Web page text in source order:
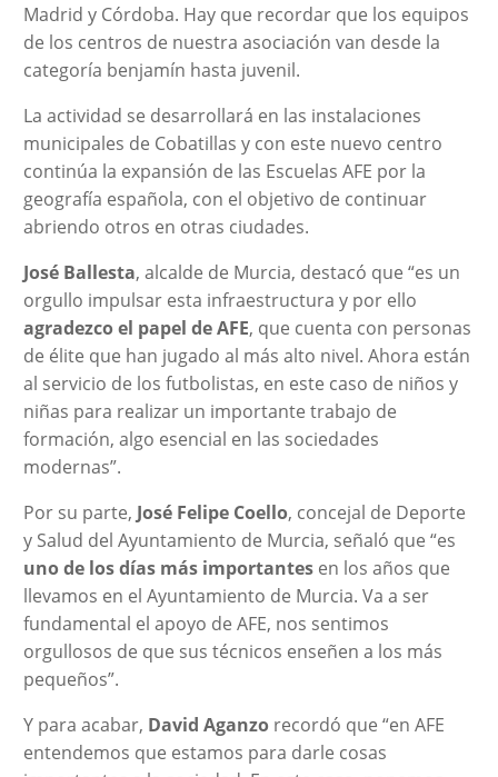
Madrid y Córdoba. Hay que recordar que los equipos
de los centros de nuestra asociación van desde la
categoría benjamín hasta juvenil.
La actividad se desarrollará en las instalaciones
municipales de Cobatillas y con este nuevo centro
continúa la expansión de las Escuelas AFE por la
geografía española, con el objetivo de continuar
abriendo otros en otras ciudades.
José Ballesta, alcalde de Murcia, destacó que “es un
orgullo impulsar esta infraestructura y por ello
agradezco el papel de AFE, que cuenta con personas
de élite que han jugado al más alto nivel. Ahora están
al servicio de los futbolistas, en este caso de niños y
niñas para realizar un importante trabajo de
formación, algo esencial en las sociedades
modernas”.
Por su parte, José Felipe Coello, concejal de Deporte
y Salud del Ayuntamiento de Murcia, señaló que “es
uno de los días más importantesen los años que
llevamos en el Ayuntamiento de Murcia. Va a ser
fundamental el apoyo de AFE, nos sentimos
orgullosos de que sus técnicos enseñen a los más
pequeños”.
Y para acabar, David Aganzorecordó que “en AFE
entendemos que estamos para darle cosas